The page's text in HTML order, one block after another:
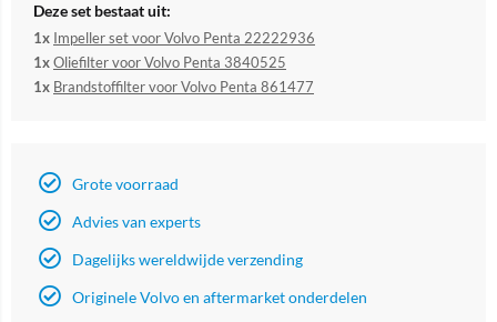
Deze set bestaat uit:
1x Impeller set voor Volvo Penta 22222936
1xOliefilter voor Volvo Penta 3840525
1x Brandstoffilter voor Volvo Penta 861477
Grote voorraad
Advies van experts
Dagelijks wereldwijde verzending
Originele Volvo en aftermarket onderdelen